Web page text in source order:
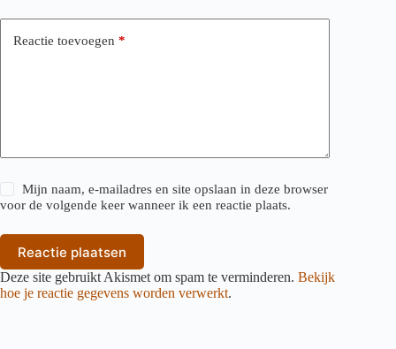
Reactie toevoegen *
Mijn naam, e-mailadres en site opslaan in deze browser
voor de volgende keer wanneer ik een reactie plaats.
Reactie plaatsen
Deze site gebruikt Akismet om spam te verminderen. Bekijk
hoe je reactie gegevens worden verwerkt.